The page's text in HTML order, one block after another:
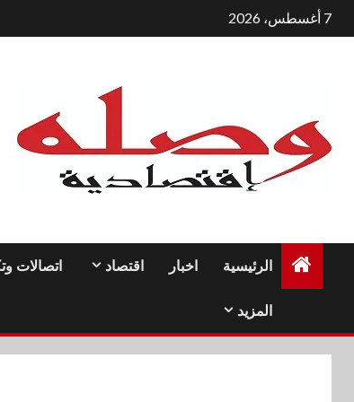
التجاوز
إلى
7 أغسطس، 2026
الرئيسية اخبار اقتصاد اتصالات
المزيد